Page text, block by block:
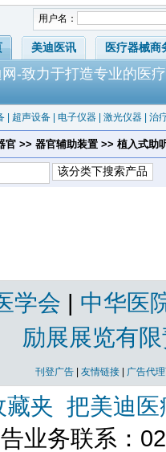
用户名：
美迪医讯 医疗器械商
网-致力于打造专业的医
超声设备 电子仪器 激光仪器 治
官 >> 器官辅助装置 >> 植入式助
学会 | 中华医
励展展览有
刊登广告 友情链接 广告代
藏夹 把美迪
业务联系：